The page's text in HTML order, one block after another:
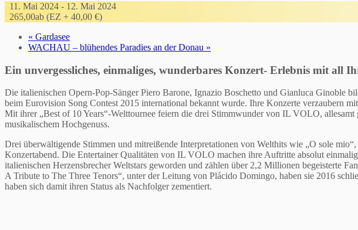
11. Mai 2024 - 12. Mai 2024
265,00ab (EZ + 40,00 €)
« Gardasee
WACHAU – blühendes Paradies an der Donau »
Ein unvergessliches, einmaliges, wunderbares Konzert- Erlebnis mit all
Die italienischen Opern-Pop-Sänger Piero Barone, Ignazio Boschetto und Gianluca Ginoble
beim Eurovision Song Contest 2015 international bekannt wurde. Ihre Konzerte verzaubern
Mit ihrer „Best of 10 Years“-Welttournee feiern die drei Stimmwunder von IL VOLO,
musikalischem Hochgenuss.
Drei überwältigende Stimmen und mitreißende Interpretationen von Welthits wie „O sole
Konzertabend. Die Entertainer Qualitäten von IL VOLO machen ihre Auftritte absolut
italienischen Herzensbrecher Weltstars geworden und zählen über 2,2 Millionen begeisterte
A Tribute to The Three Tenors“, unter der Leitung von Plácido Domingo, haben sie 2016
haben sich damit ihren Status als Nachfolger zementiert.